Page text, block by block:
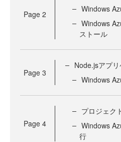
Page 2
Windows
Windows
ストール
Page 3
Node.jsアプ
Windows
Page 4
プロジェク
Windows
行